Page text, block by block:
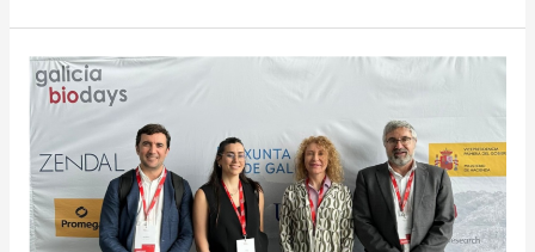
PARTICIPACIÓN
DESTACADA
PCBAS
EN
LOS
GALICIA